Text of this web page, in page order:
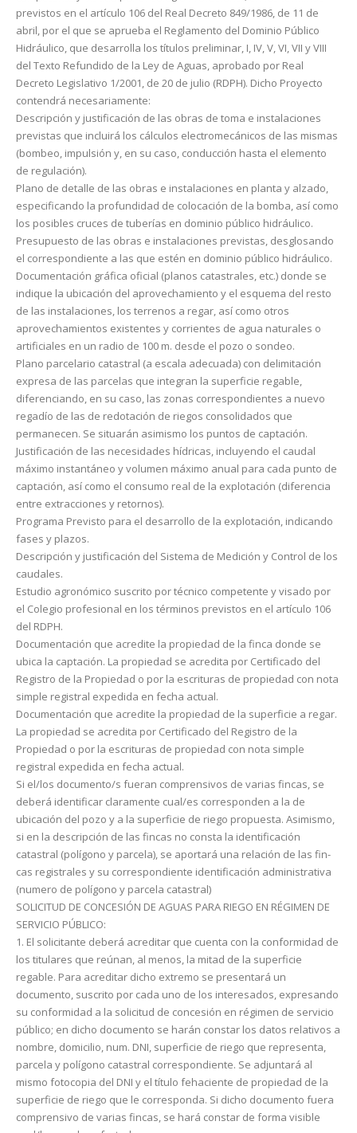
previstos en el artículo 106 del Real Decreto 849/1986, de 11 de
abril, por el que se aprueba el Reglamento del Dominio Público
Hidráulico, que desarrolla los títulos preliminar, I, IV, V, VI, VII y VIII
del Texto Refundido de la Ley de Aguas, aprobado por Real
Decreto Legislativo 1/2001, de 20 de julio (RDPH). Dicho Proyecto
contendrá necesariamente:
Descripción y justificación de las obras de toma e instalaciones
previstas que incluirá los cálculos elec­tromecánicos de las mismas
(bombeo, impulsión y, en su caso, conducción hasta el elemento
de re­gulación).
Plano de detalle de las obras e instalaciones en planta y alzado,
especificando la profundidad de co­locación de la bomba, así como
los posibles cruces de tuberías en dominio público hidráulico.
Presupuesto de las obras e instalaciones previstas, desglosando
el correspondiente a las que estén en dominio público hidráulico.
Documentación gráfica oficial (planos catastrales, etc.) donde se
indique la ubicación del aprovecha­miento y el esquema del resto
de las instalaciones, los terrenos a regar, así como otros
aprovecha­mientos existentes y corrientes de agua naturales o
artificiales en un radio de 100 m. desde el pozo o sondeo.
Plano parcelario catastral (a escala adecuada) con delimitación
expresa de las parcelas que integran la superficie regable,
diferenciando, en su caso, las zonas correspondientes a nuevo
regadío de las de redotación de riegos consolidados que
permanecen. Se situarán asimismo los puntos de captación.
Justificación de las necesidades hídricas, incluyendo el caudal
máximo instantáneo y volumen máximo anual para cada punto de
captación, así como el consumo real de la explotación (diferencia
entre ex­tracciones y retornos).
Programa Previsto para el desarrollo de la explotación, indicando
fases y plazos.
Descripción y justificación del Sistema de Medición y Control de los
caudales.
Estudio agronómico suscrito por técnico competente y visado por
el Colegio profesional en los términos pre­vistos en el artículo 106
del RDPH.
Documentación que acredite la propiedad de la finca donde se
ubica la captación. La propiedad se acre­dita por Certificado del
Registro de la Propiedad o por la escrituras de propiedad con nota
simple registral expedida en fecha actual.
Documentación que acredite la propiedad de la superficie a regar.
La propiedad se acredita por Certifi­cado del Registro de la
Propiedad o por la escrituras de propiedad con nota simple
registral expedida en fecha actual.
Si el/los documento/s fueran comprensivos de varias fincas, se
deberá identificar claramente cual/es co­rresponden a la de
ubicación del pozo y a la superficie de riego propuesta. Asimismo,
si en la descripción de las fincas no consta la identificación
catastral (polígono y parcela), se aportará una relación de las fin­
cas registrales y su correspondiente identificación administrativa
(numero de polígono y parcela catastral)
SOLICITUD DE CONCESIÓN DE AGUAS PARA RIEGO EN RÉGIMEN DE
SERVICIO PÚBLICO:
1. El solicitante deberá acreditar que cuenta con la conformidad de
los titulares que reúnan, al menos, la mitad de la superficie
regable. Para acreditar dicho extremo se presentará un
documento, suscrito por cada uno de los interesados, expresando
su conformidad a la solicitud de concesión en régimen de servicio
público; en dicho documento se harán constar los datos relativos a
nombre, domicilio, num. DNI, superficie de riego que repre­senta,
parcela y polígono catastral correspondiente. Se adjuntará al
mismo fotocopia del DNI y el título feha­ciente de propiedad de la
superficie de riego que le corresponda. Si dicho documento fuera
comprensivo de va­rias fincas, se hará constar de forma visible